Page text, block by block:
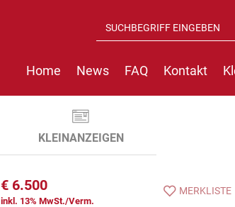
Home News FAQ Kontakt
KLEINANZEIGEN
€ 6.500
inkl. 13% MwSt./Verm.
MERKLISTE